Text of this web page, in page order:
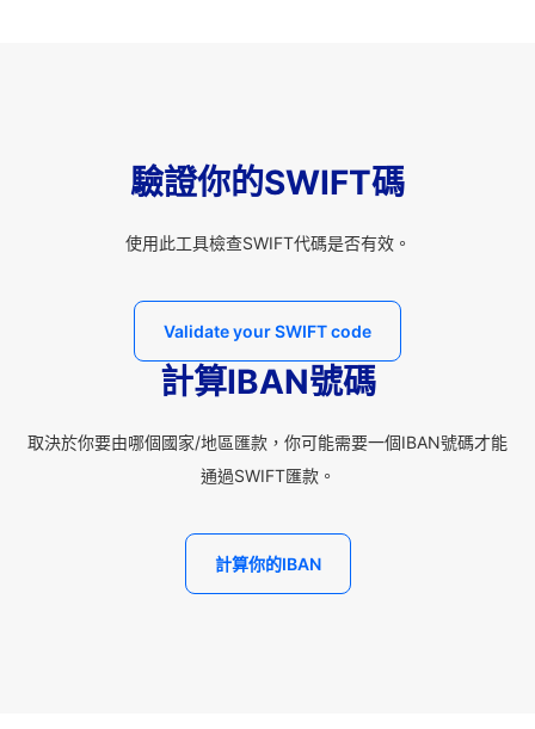
驗證你的SWIFT碼
使用此工具檢查SWIFT代碼是否有效。
Validate your SWIFT code
計算IBAN號碼
取決於你要由哪個國家/地區匯款，你可能需要一個IBAN號碼才能
通過SWIFT匯款。
計算你的IBAN